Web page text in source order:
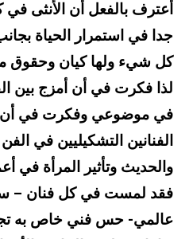
أعترف بالفعل أن الأنثى
جدا في استمرار الحياة
كل شيء ولها كيان وحقوق
لذا فكرت في أن أمزج بين
في موضوعي وفكرت في
الفنانين التشكيليين في
والحديث وتأثير المرأة في
فقد لمست في كل فنان –
عالمي- حس فني خاص به